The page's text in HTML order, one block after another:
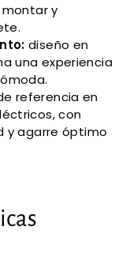
y
diseño en
una experiencia
referencia en
con
y agarre óptimo